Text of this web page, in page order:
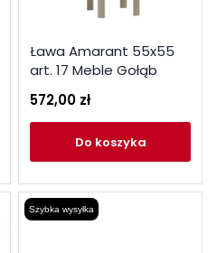
Ława Amarant 55x55
art. 17 Meble Gołąb
572,00 zł
do koszyka
Szybka wysyłka